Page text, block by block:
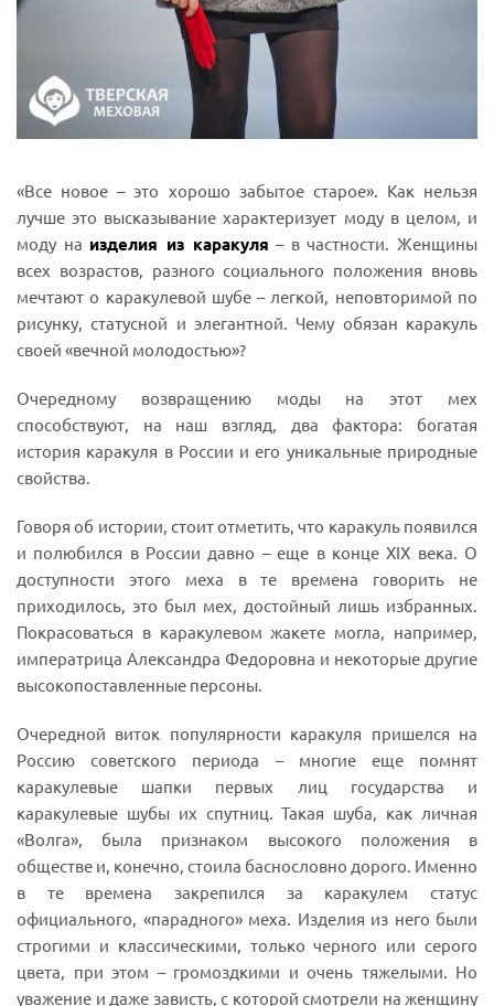
«Все новое – это хорошо забытое старое». Как нельзя
лучше это высказывание характеризует моду в целом, и
моду на изделия из каракуля – в частности. Женщины
всех возрастов, разного социального положения вновь
мечтают о каракулевой шубе – легкой, неповторимой по
рисунку, статусной и элегантной. Чему обязан каракуль
своей «вечной молодостью»?
Очередному возвращению моды на этот мех
способствуют, на наш взгляд, два фактора: богатая
история каракуля в России и его уникальные природные
свойства.
Говоря об истории, стоит отметить, что каракуль появился
и полюбился в России давно – еще в конце XIX века. О
доступности этого меха в те времена говорить не
приходилось, это был мех, достойный лишь избранных.
Покрасоваться в каракулевом жакете могла, например,
императрица Александра Федоровна и некоторые другие
высокопоставленные персоны.
Очередной виток популярности каракуля пришелся на
Россию советского периода – многие еще помнят
каракулевые шапки первых лиц государства и
каракулевые шубы их спутниц. Такая шуба, как личная
«Волга», была признаком высокого положения в
обществе и, конечно, стоила баснословно дорого. Именно
в те времена закрепился за каракулем статус
официального, «парадного» меха. Изделия из него были
строгими и классическими, только черного или серого
цвета, при этом – громоздкими и очень тяжелыми. Но
уважение и даже зависть, с которой смотрели на женщину